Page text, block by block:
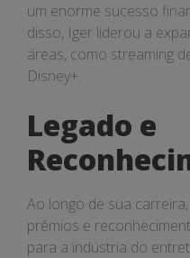
um enorme sucesso
disso, Iger liderou a
áreas, como streaming
Disney+.
Legado e
Ao longo de sua
prêmios e
para a indústria do